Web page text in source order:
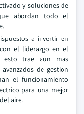
y soluciones de
abordan todo el
a invertir en
el liderazgo en el
esto trae aun mas
de gestion
el funcionamiento
para una mejor
aire.